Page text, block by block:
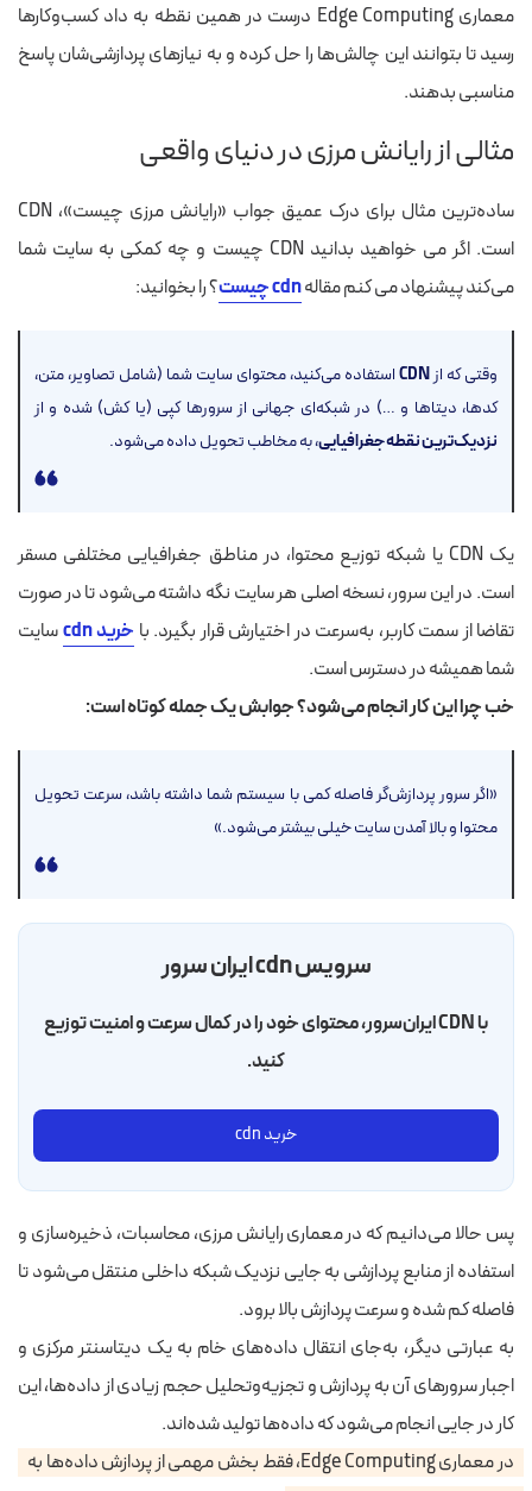
معماری Edge Computing درست در همین نقطه به داد کسب‌وکارها
رسید تا بتوانند این چالش‌ها را حل کرده و به نیازهای پردازشی‌شان پاسخ
مناسبی بدهند.
مثالی از رایانش مرزی در دنیای واقعی
ساده‌ترین مثال برای درک عمیق جواب «رایانش مرزی چیست»، CDN
است. اگر می خواهید بدانید CDN چیست و چه کمکی به سایت شما
می‌کند پیشنهاد می کنم مقالهcdn چیست ؟ را بخوانید:
وقتی که از CDNاستفاده می‌کنید، محتوای سایت شما (شامل تصاویر، متن،
کدها، دیتاها و …) در شبکه‌ای جهانی از سرورها کپی (یا کش) شده و از
نزدیک‌ترین نقطه جغرافیایی، به مخاطب تحویل داده می‌شود.
یک CDN یا شبکه توزیع محتوا، در مناطق جغرافیایی مختلفی مسقر
است. در این سرور، نسخه اصلی هر سایت نگه داشته می‌شود تا در صورت
تقاضا از سمت کاربر، به‌سرعت در اختیارش قرار بگیرد. با خرید cdn
سایت
شما همیشه در دسترس است.
خب چرا این کار انجام می‌شود؟ جوابش یک جمله کوتاه است:
«اگر سرور پردازش‌گر فاصله کمی با سیستم شما داشته باشد، سرعت تحویل
محتوا و بالا آمدن سایت خیلی بیشتر می‌شود.»
سرویس cdn ایران سرور
با CDN ایران‌سرور، محتوای خود را در کمال سرعت و امنیت توزیع
کنید.
خرید cdn
پس حالا می‌دانیم که در معماری رایانش مرزی، محاسبات، ذخیره‌سازی و
استفاده از منابع پردازشی به جایی نزدیک شبکه داخلی منتقل می‌شود تا
فاصله کم شده و سرعت پردازش بالا برود.
به عبارتی دیگر، به‌جای انتقال داده‌های خام به یک دیتاسنتر مرکزی و
اجبار سرورهای آن به پردازش و تجزیه‌وتحلیل حجم زیادی از داده‌ها، این
کار در جایی انجام می‌شود که داده‌ها تولید شده‌اند.
در معماری Edge Computing، فقط بخش مهمی از پردازش داده‌ها به